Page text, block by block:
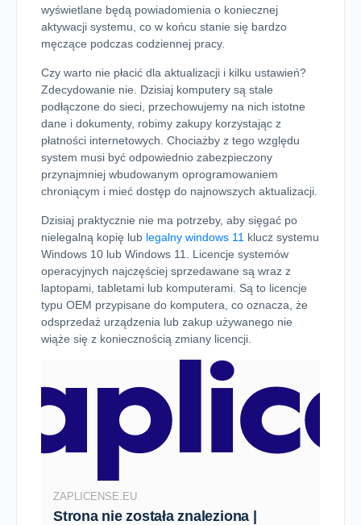
wyświetlane będą powiadomienia o koniecznej
aktywacji systemu, co w końcu stanie się bardzo
męczące podczas codziennej pracy.
Czy warto nie płacić dla aktualizacji i kilku ustawień?
Zdecydowanie nie. Dzisiaj komputery są stale
podłączone do sieci, przechowujemy na nich istotne
dane i dokumenty, robimy zakupy korzystając z
płatności internetowych. Chociażby z tego względu
system musi być odpowiednio zabezpieczony
przynajmniej wbudowanym oprogramowaniem
chroniącym i mieć dostęp do najnowszych aktualizacji.
Dzisiaj praktycznie nie ma potrzeby, aby sięgać po
nielegalną kopię lub legalny windows 11 klucz systemu
Windows 10 lub Windows 11. Licencje systemów
operacyjnych najczęściej sprzedawane są wraz z
laptopami, tabletami lub komputerami. Są to licencje
typu OEM przypisane do komputera, co oznacza, że
odsprzedaż urządzenia lub zakup używanego nie
wiąże się z koniecznością zmiany licencji.​
ZAPLICENSE.EU
Strona nie została znaleziona |